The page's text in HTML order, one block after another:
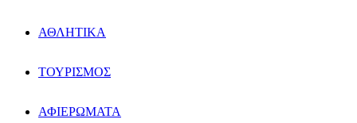
ΑΘΛΗΤΙΚΑ
ΤΟΥΡΙΣΜΟΣ
ΑΦΙΕΡΩΜΑΤΑ